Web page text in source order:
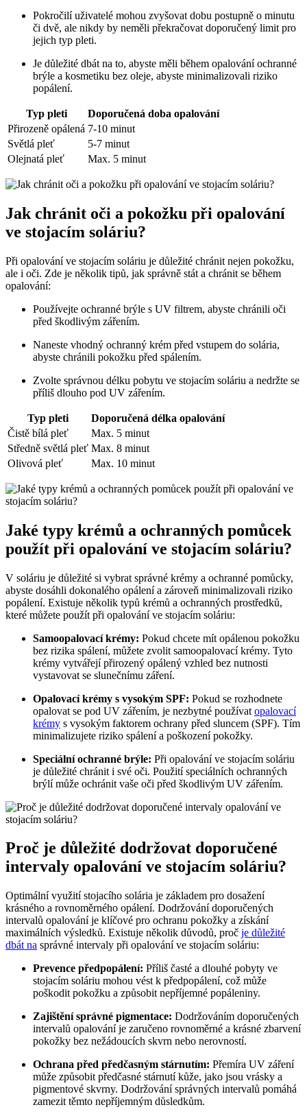
Pokročilí uživatelé mohou zvyšovat dobu postupně o minutu
či dvě, ale nikdy by neměli překračovat doporučený limit pro
jejich typ pleti.
Je důležité dbát na to, abyste měli během opalování ochranné
brýle a kosmetiku bez oleje, abyste minimalizovali riziko
popálení.
Typ pleti
Doporučená doba opalování
Přirozeně opálená 7-10 minut
Světlá pleť
5-7 minut
Olejnatá pleť
Max. 5 minut
Jak chránit oči a pokožku při opalování
ve stojacím soláriu?
Při opalování ve stojacím soláriu je důležité chránit nejen pokožku,
ale i oči. Zde je několik tipů, jak správně stát a chránit se během
opalování:
Používejte ochranné brýle s UV filtrem, abyste chránili oči
před škodlivým zářením.
Naneste vhodný ochranný krém před vstupem do solária,
abyste chránili pokožku před spálením.
Zvolte správnou délku pobytu ve stojacím soláriu a nedržte se
příliš dlouho pod UV zářením.
Typ pleti
Doporučená délka opalování
Čistě bílá pleť
Max. 5 minut
Středně světlá pleť Max. 8 minut
Olivová pleť
Max. 10 minut
Jaké typy krémů a ochranných pomůcek
použít při opalování ve stojacím soláriu?
V soláriu je důležité si vybrat správné krémy a ochranné pomůcky,
abyste dosáhli dokonalého opálení a zároveň minimalizovali riziko
popálení. Existuje několik typů krémů a ochranných prostředků,
které můžete použít při opalování ve stojacím soláriu:
Samoopalovací krémy: Pokud chcete mít opálenou pokožku
bez rizika spálení, můžete zvolit samoopalovací krémy. Tyto
krémy vytvářejí přirozený opálený vzhled bez nutnosti
vystavovat se slunečnímu záření.
Opalovací krémy s vysokým SPF: Pokud se rozhodnete
opalovat se pod UV zářením, je nezbytné používat opalovací
krémy s vysokým faktorem ochrany před sluncem (SPF). Tím
minimalizujete riziko spálení a poškození pokožky.
Speciální ochranné brýle: Při opalování ve stojacím soláriu
je důležité chránit i své oči. Použití speciálních ochranných
brýlí může ochránit vaše oči před škodlivým UV zářením.
Proč je důležité dodržovat doporučené
intervaly opalování ve stojacím soláriu?
Optimální využití stojacího solária je základem pro dosažení
krásného a rovnoměrného opálení. Dodržování doporučených
intervalů opalování je klíčové pro ochranu pokožky a získání
maximálních výsledků. Existuje několik důvodů, proč je důležité
dbát na správné intervaly při opalování ve stojacím soláriu:
Prevence předpopálení: Příliš časté a dlouhé pobyty ve
stojacím soláriu mohou vést k předpopálení, což může
poškodit pokožku a způsobit nepříjemné popáleniny.
Zajištění správné pigmentace: Dodržováním doporučených
intervalů opalování je zaručeno rovnoměrné a krásné zbarvení
pokožky bez nežádoucích skvrn nebo nerovností.
Ochrana před předčasným stárnutím: Přemíra UV záření
může způsobit předčasné stárnutí kůže, jako jsou vrásky a
pigmentové skvrny. Dodržování správných intervalů pomáhá
zamezit těmto nepříjemným důsledkům.